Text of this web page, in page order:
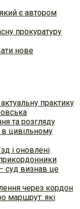
є автором
прокуратуру
нове
практику
та розгляду
в цивільному
і оновлені
суд визнав це
через кордон
маршрут: які